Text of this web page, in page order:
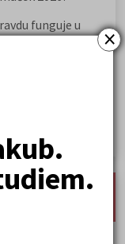
×
funguje u
škol
a čtenářsky